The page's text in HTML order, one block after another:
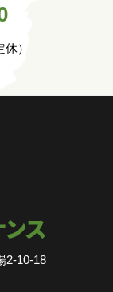
）
2-10-18